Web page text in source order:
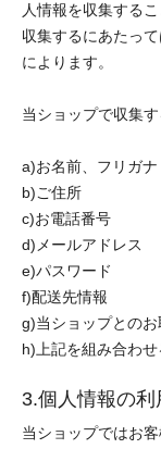
人情報を収集する
収集するにあたっ
によります。
当ショップで収集
a)お名前、フリガナ
b)ご住所
c)お電話番号
d)メールアドレス
e)パスワード
f)配送先情報
g)当ショップとの
h)上記を組み合わ
3.個人情報の利
当ショップではお